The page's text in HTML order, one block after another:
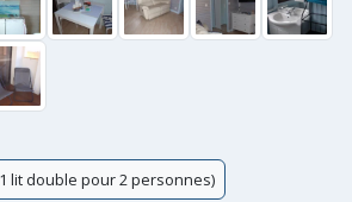
lit double pour 2 personnes)